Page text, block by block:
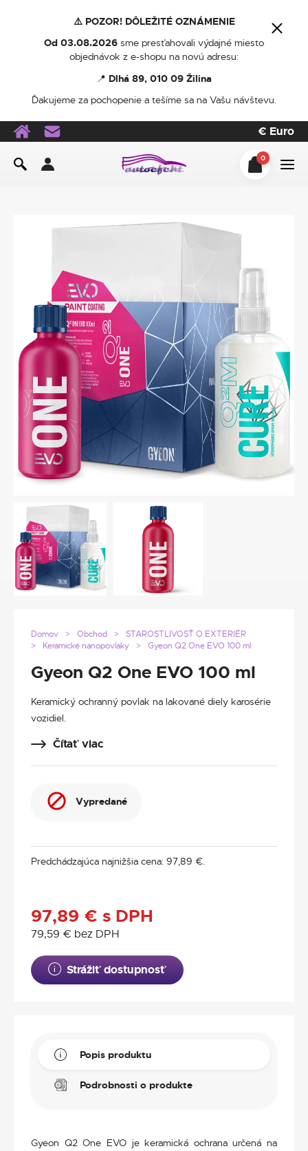
⚠️ POZOR! DÔLEŽITÉ OZNÁMENIE
Od 03.08.2026 sme presťahovali výdajné miesto
objednávok z e-shopu na novú adresu:
📍 Dlhá 89, 010 09 Žilina
Ďakujeme za pochopenie a tešíme sa na Vašu návštevu.
€ Euro
0
Domov Obchod
STAROSTLIVOSŤ O EXTERIÉR
Keramické nanopovlaky
Gyeon Q2 One EVO 100 ml
Gyeon Q2 One EVO 100 ml
Keramický ochranný povlak na lakované diely karosérie
vozidiel.
Čítať viac
Vypredané
Predchádzajúca najnižšia cena: 97,89 €.
97,89 € s DPH
79,59 € bez DPH
Strážiť dostupnosť
Popis produktu
Podrobnosti o produkte
Gyeon Q2 One EVO je keramická ochrana určená na